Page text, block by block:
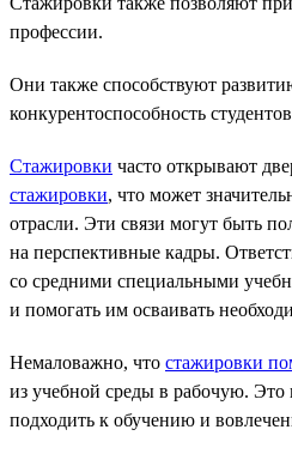
профессии.
Они также способствуют
конкурентоспособность
Стажировки часто открывают
стажировки, что может
отрасли. Эти связи могут быть
на перспективные кадры.
со средними специальными
и помогать им осваивать
Немаловажно, что стажировки
из учебной среды в рабочую. Это
подходить к обучению и